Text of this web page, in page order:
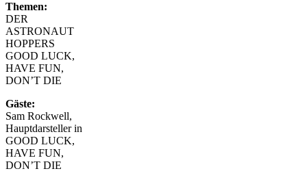
Themen:
DER
ASTRONAUT
HOPPERS
GOOD LUCK,
HAVE FUN,
DON’T DIE
Gäste:
Sam Rockwell,
Hauptdarsteller in
GOOD LUCK,
HAVE FUN,
DON’T DIE